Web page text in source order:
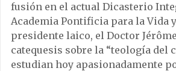
fusión en el actual Dicasterio
Academia Pontificia para la Vida
presidente laico, el Doctor
catequesis sobre la “teología del
estudian hoy apasionadamente